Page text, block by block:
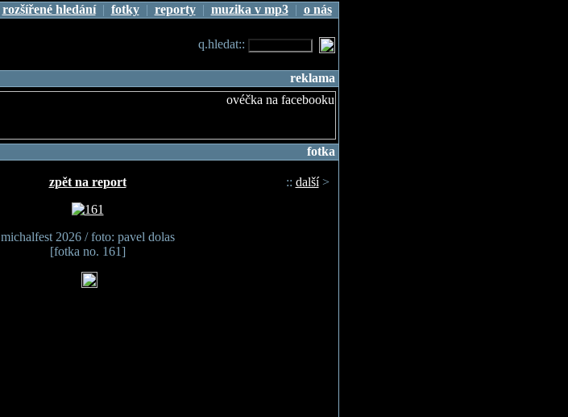
rozšířené hledání| fotky| reporty| muzika v mp3| o nás
q.hledat::
reklama
fotka
zpět na report :: další>
michalfest 2026 / foto: pavel dolas
[fotka no. 161]